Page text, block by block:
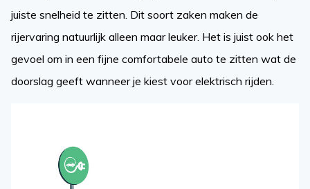
juiste snelheid te zitten. Dit soort zaken maken de
rijervaring natuurlijk alleen maar leuker. Het is juist ook het
gevoel om in een fijne comfortabele auto te zitten wat de
doorslag geeft wanneer je kiest voor elektrisch rijden.